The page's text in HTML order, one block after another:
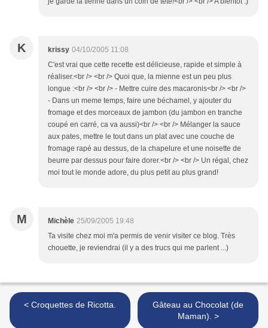
K krissy 04/10/2005 11:08
C'est vrai que cette recette est délicieuse, rapide et simple à
réaliser.<br /> <br /> Quoi que, la mienne est un peu plus
longue :<br /> <br /> - Mettre cuire des macaronis<br /> <br />
- Dans un meme temps, faire une béchamel, y ajouter du
fromage et des morceaux de jambon (du jambon en tranche
coupé en carré, ca va aussi)<br /> <br /> Mélanger la sauce
aux pates, mettre le tout dans un plat avec une couche de
fromage rapé au dessus, de la chapelure et une noisette de
beurre par dessus pour faire dorer.<br /> <br /> Un régal, chez
moi tout le monde adore, du plus petit au plus grand!
M Michèle 25/09/2005 19:48
Ta visite chez moi m'a permis de venir visiter ce blog. Très
chouette, je reviendrai (il y a des trucs qui me parlent ...)
< Croquettes de Ricotta.
Gâteau au Chocolat (de
Maman). >